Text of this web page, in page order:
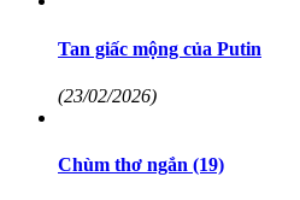
Tan giấc mộng của Putin
(23/02/2026)
Chùm thơ ngắn (19)